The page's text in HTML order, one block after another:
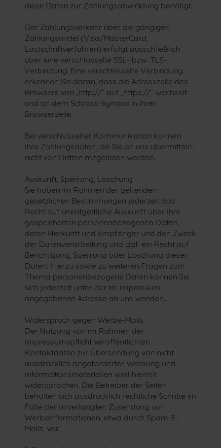
diese Daten zur Zahlungsabwicklung benötigt.
Der Zahlungsverkehr über die gängigen
Zahlungsmittel (Visa/MasterCard,
Lastschriftverfahren) erfolgt ausschließlich
über eine verschlüsselte SSL- bzw. TLS-
Verbindung. Eine verschlüsselte Verbindung
erkennen Sie daran, dass die Adresszeile des
Browsers von „http://“ auf „https://“ wechselt
und an dem Schloss-Symbol in Ihrer
Browserzeile.
Bei verschlüsselter Kommunikation können
Ihre Zahlungsdaten, die Sie an uns übermitteln,
nicht von Dritten mitgelesen werden.
Auskunft, Sperrung, Löschung
Sie haben im Rahmen der geltenden
gesetzlichen Bestimmungen jederzeit das
Recht auf unentgeltliche Auskunft über Ihre
gespeicherten personenbezogenen Daten,
deren Herkunft und Empfänger und den Zweck
der Datenverarbeitung und ggf. ein Recht auf
Berichtigung, Sperrung oder Löschung dieser
Daten. Hierzu sowie zu weiteren Fragen zum
Thema personenbezogene Daten können Sie
sich jederzeit unter der im Impressum
angegebenen Adresse an uns wenden.
Widerspruch gegen Werbe-Mails
Der Nutzung von im Rahmen der
Impressumspflicht veröffentlichten
Kontaktdaten zur Übersendung von nicht
ausdrücklich angeforderter Werbung und
Informationsmaterialien wird hiermit
widersprochen. Die Betreiber der Seiten
behalten sich ausdrücklich rechtliche Schritte im
Falle der unverlangten Zusendung von
Werbeinformationen, etwa durch Spam-E-
Mails, vor.